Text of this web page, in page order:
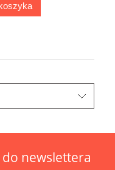
do newslettera